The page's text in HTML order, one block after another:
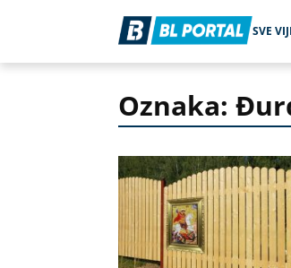
SVE
Oznaka: